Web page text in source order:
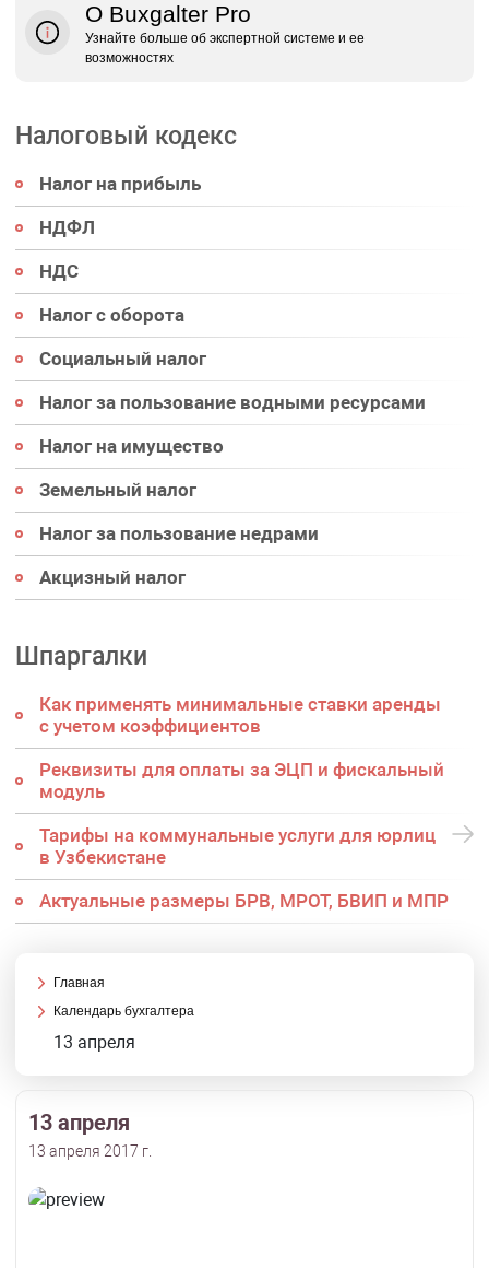
О Buxgalter Pro
Узнайте больше об экспертной системе и ее
возможностях
Налоговый кодекс
Налог на прибыль
НДФЛ
НДС
Налог с оборота
Социальный налог
Налог за пользование водными ресурсами
Налог на имущество
Земельный налог
Налог за пользование недрами
Акцизный налог
Шпаргалки
Как применять минимальные ставки аренды
с учетом коэффициентов
Реквизиты для оплаты за ЭЦП и фискальный
модуль
Тарифы на коммунальные услуги для юрлиц
в Узбекистане
Актуальные размеры БРВ, МРОТ, БВИП и МПР
Главная
Календарь бухгалтера
13 апреля
13 апреля
13 апреля 2017 г.